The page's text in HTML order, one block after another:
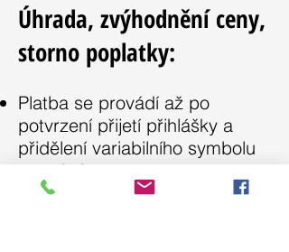
Úhrada, zvýhodnění ceny,
storno poplatky:
Platba se provádí až po
potvrzení přijetí přihlášky a
přidělení variabilního symbolu
pro platbu.
Úhrada je možná buď přímo na